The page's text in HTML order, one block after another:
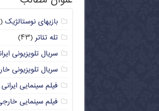
بازیهای نوستالژیک (۱۴)
تله تئاتر(۴۳)
سریال تلویزیونی
سریال تلویزیونی
فیلم سینمایی ایرانی
فیلم سینمایی